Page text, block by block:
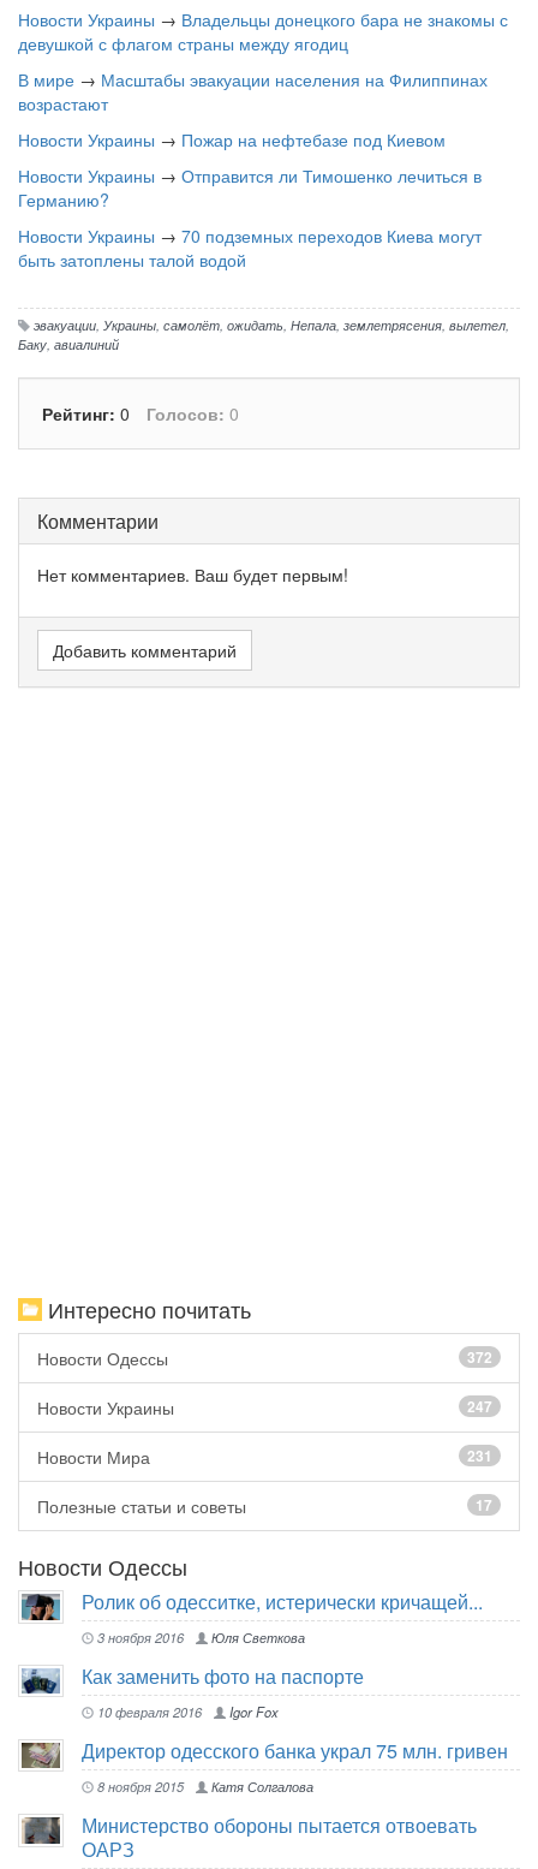
Новости Украины → Владельцы донецкого бара не знакомы с
девушкой с флагом страны между ягодиц
В мире → Масштабы эвакуации населения на Филиппинах
возрастают
Новости Украины → Пожар на нефтебазе под Киевом
Новости Украины → Отправится ли Тимошенко лечиться в
Германию?
Новости Украины → 70 подземных переходов Киева могут
быть затоплены талой водой
эвакуации Украины самолёт ожидать Непала землетрясения вылетел
Баку авиалиний
Рейтинг: 0 Голосов: 0
Комментарии
Нет комментариев. Ваш будет первым!
Добавить комментарий
Интересно почитать
Новости Одессы 372
Новости Украины 247
Новости Мира 231
Полезные статьи и советы 17
Новости Одессы
Ролик об одесситке, истерически кричащей...
3 ноября 2016 Юля Светкова
Как заменить фото на паспорте
10 февраля 2016 Igor Fox
Директор одесского банка украл 75 млн. гривен
8 ноября 2015 Катя Солгалова
Министерство обороны пытается отвоевать
ОАРЗ